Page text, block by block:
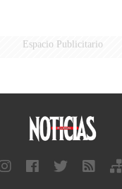
Espacio Publicitario